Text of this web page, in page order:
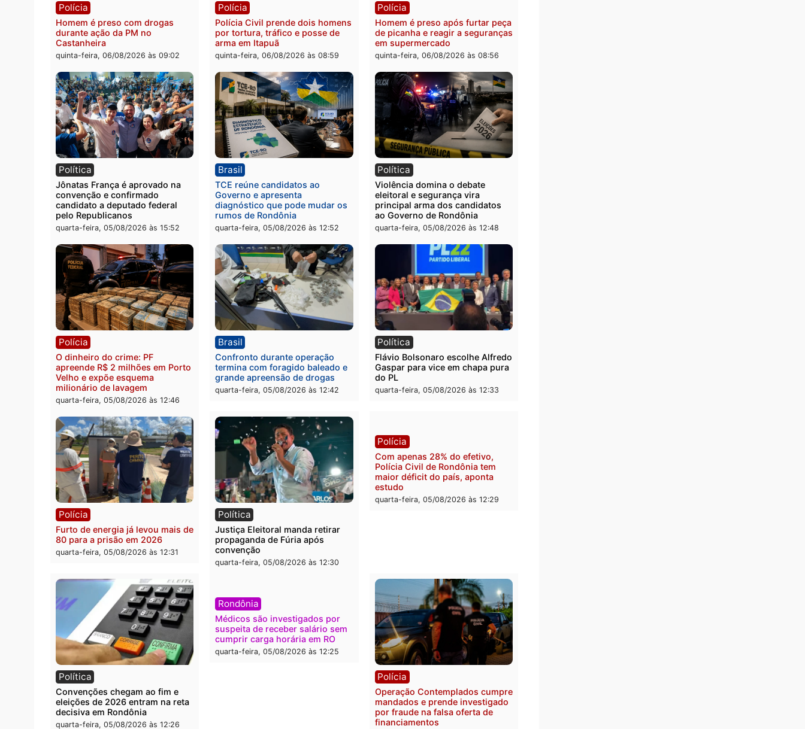
investigado pela polícia em RO
quinta-feira, 06/08/2026 às 09:26
bairro Ulysses Guimarães
quinta-feira, 06/08/2026 às 09:24 veículos em Porto Velho
quinta-feira, 06/08/2026 às 09:05
Polícia
Homem é preso com drogas
durante ação da PM no
Castanheira
quinta-feira, 06/08/2026 às 09:02
Polícia
Polícia Civil prende dois homens
por tortura, tráfico e posse de
arma em Itapuã
quinta-feira, 06/08/2026 às 08:59
Homem é preso após furtar peça
de picanha e reagir a seguranças
em supermercado
quinta-feira, 06/08/2026 às 08:56
Política
Jônatas França é aprovado na
convenção e confirmado
candidato a deputado federal
pelo Republicanos
Brasil
TCE reúne candidatos ao
Governo e apresenta
diagnóstico que pode mudar os
rumos de Rondônia
Violência domina o debate
eleitoral e segurança vira
principal arma dos candidatos
ao Governo de Rondônia
Polícia
O dinheiro do crime: PF
Velho e expõe esquema
milionário de lavagem
quarta-feira, 05/08/2026 às 12:46
Brasil
Confronto durante operação
termina com foragido baleado e
quarta-feira, 05/08/2026 às 12:42
do PL
quarta-feira, 05/08/2026 às 12:33
Polícia
Com apenas 28% do efetivo,
maior déficit do país, aponta
estudo
quarta-feira, 05/08/2026 às 12:29